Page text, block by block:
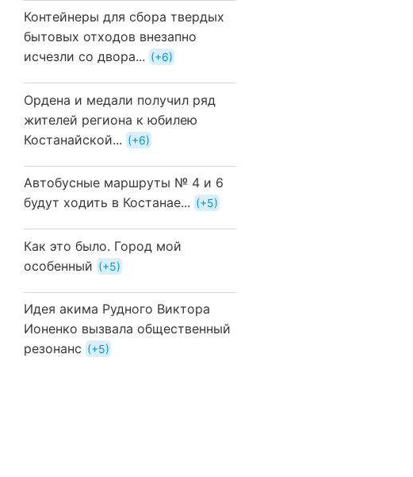
Контейнеры для сбора твердых
бытовых отходов внезапно
исчезли со двора...
+6
Ордена и медали получил ряд
жителей региона к юбилею
Костанайской...
+6
Автобусные маршруты № 4 и 6
будут ходить в Костанае...
+5
Как это было. Город мой
особенный
+5
Идея акима Рудного Виктора
Ионенко вызвала общественный
резонанс
+5